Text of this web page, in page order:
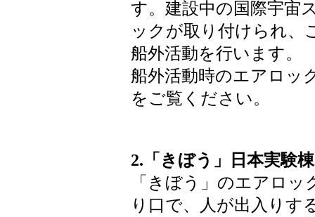
す。建設中の国際宇宙
ックが取り付けられ、
船外活動を行います。
船外活動時のエアロッ
をご覧ください。
2.「きぼう」日本実験
「きぼう」のエアロッ
り口で、人が出入りす